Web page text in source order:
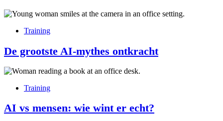
Training
De grootste AI-mythes ontkracht
Training
AI vs mensen: wie wint er echt?